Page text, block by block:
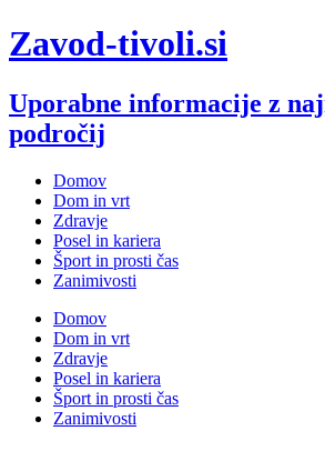
Skip
to
Zavod-tivoli.si
Uporabne informacije z
področij
Domov
Dom in vrt
Zdravje
Posel in kariera
Šport in prosti čas
Zanimivosti
Domov
Dom in vrt
Zdravje
Posel in kariera
Šport in prosti čas
Zanimivosti